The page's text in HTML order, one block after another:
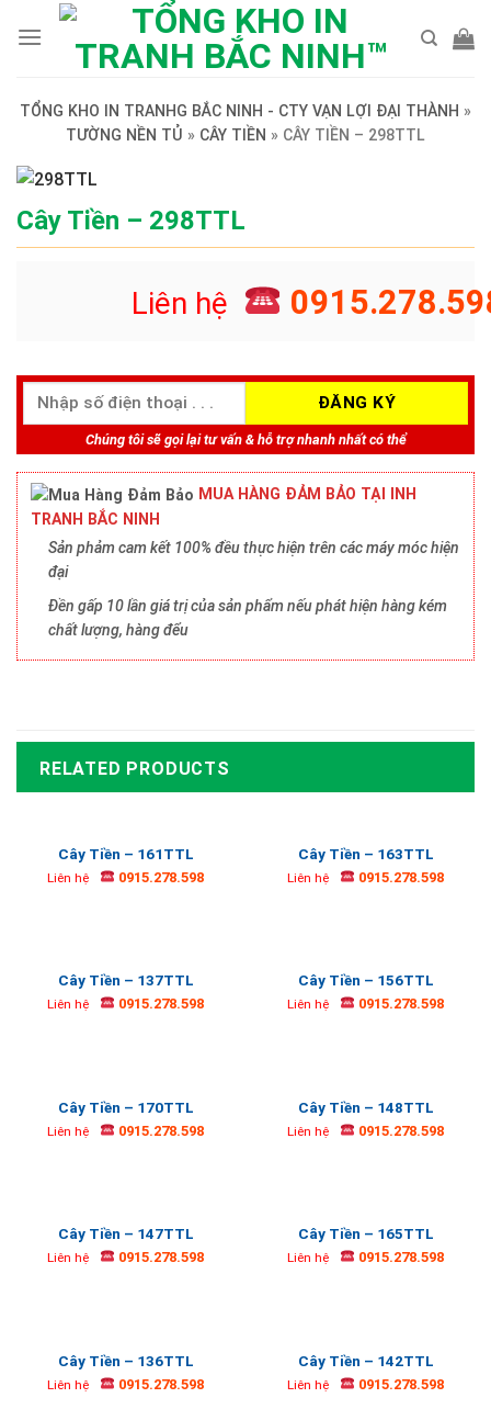
TỔNG KHO IN TRANHG BẮC NINH - CTY VẠN LỢI ĐẠI THÀNH »
TƯỜNG NỀN TỦ » CÂY TIỀN » CÂY TIỀN – 298TTL
Cây Tiền – 298TTL
Liên hệ
Chúng tôi sẽ gọi lại tư vấn & hỗ trợ nhanh nhất có thể
MUA HÀNG ĐẢM BẢO TẠI INH
TRANH BẮC NINH
Sản phảm cam kết 100% đều thực hiện trên các máy móc hiện
đại
Đền gấp 10 lần giá trị của sản phẩm nếu phát hiện hàng kém
chất lượng, hàng đểu
RELATED PRODUCTS
Cây Tiền – 161TTL
Liên hệ 0915.278.598
Cây Tiền – 163TTL
Liên hệ 0915.278.598
Cây Tiền – 137TTL
Liên hệ 0915.278.598
Cây Tiền – 156TTL
Liên hệ 0915.278.598
Cây Tiền – 170TTL
Liên hệ 0915.278.598
Cây Tiền – 148TTL
Liên hệ 0915.278.598
Cây Tiền – 147TTL
Liên hệ 0915.278.598
Cây Tiền – 165TTL
Liên hệ 0915.278.598
Cây Tiền – 136TTL
Liên hệ 0915.278.598
Cây Tiền – 142TTL
Liên hệ 0915.278.598